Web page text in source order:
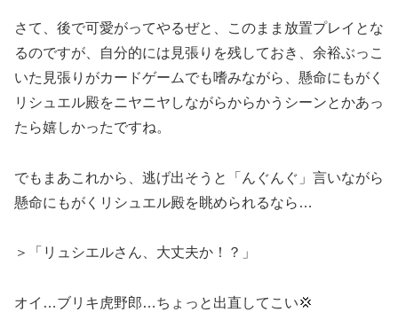
さて、後で可愛がってやるぜと、このまま放置プレイとな
るのですが、自分的には見張りを残しておき、余裕ぶっこ
いた見張りがカードゲームでも嗜みながら、懸命にもがく
リシュエル殿をニヤニヤしながらからかうシーンとかあっ
たら嬉しかったですね。
でもまあこれから、逃げ出そうと「んぐんぐ」言いながら
懸命にもがくリシュエル殿を眺められるなら…
＞「リュシエルさん、大丈夫か！？」
オイ…ブリキ虎野郎…ちょっと出直してこい💢